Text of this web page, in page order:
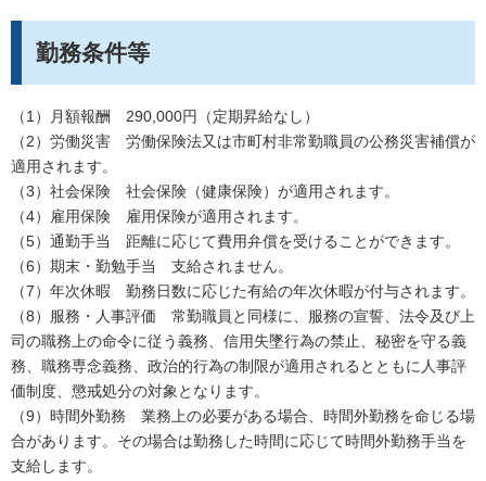
勤務条件等
（1）月額報酬 290,000円（定期昇給なし）
（2）労働災害 労働保険法又は市町村非常勤職員の公務災害補償が
適用されます。
（3）社会保険 社会保険（健康保険）が適用されます。
（4）雇用保険 雇用保険が適用されます。
（5）通勤手当 距離に応じて費用弁償を受けることができます。
（6）期末・勤勉手当 支給されません。
（7）年次休暇 勤務日数に応じた有給の年次休暇が付与されます。
（8）服務・人事評価 常勤職員と同様に、服務の宣誓、法令及び上
司の職務上の命令に従う義務、信用失墜行為の禁止、秘密を守る義
務、職務専念義務、政治的行為の制限が適用されるとともに人事評
価制度、懲戒処分の対象となります。
（9）時間外勤務 業務上の必要がある場合、時間外勤務を命じる場
合があります。その場合は勤務した時間に応じて時間外勤務手当を
支給します。